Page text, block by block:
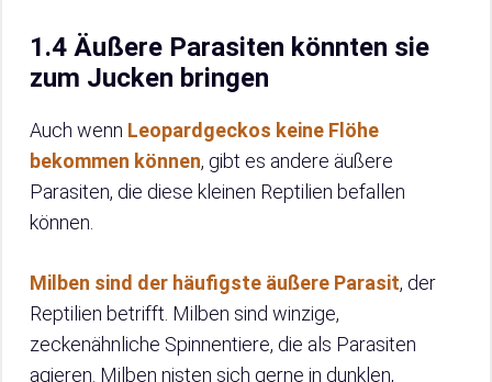
1.4 Äußere Parasiten könnten sie
zum Jucken bringen
Auch wenn Leopardgeckos keine Flöhe
bekommen können, gibt es andere äußere
Parasiten, die diese kleinen Reptilien befallen
können.
Milben sind der häufigste äußere Parasit, der
Reptilien betrifft. Milben sind winzige,
zeckenähnliche Spinnentiere, die als Parasiten
agieren. Milben nisten sich gerne in dunklen,